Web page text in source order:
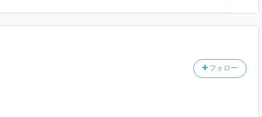
フォロー